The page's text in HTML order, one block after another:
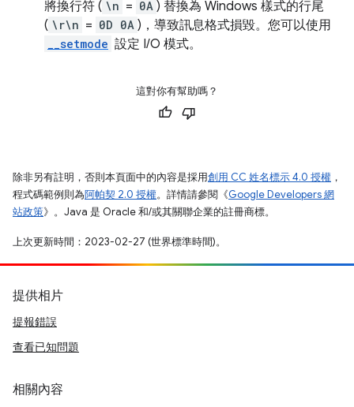
將換行符 ( \n = 0A ) 替換為 Windows 樣式的行尾
( \r\n = 0D 0A )，導致訊息格式損毀。您可以使用
__setmode 設定 I/O 模式。
這對你有幫助嗎？
除非另有註明，否則本頁面中的內容是採用創用 CC 姓名標示 4.0 授權 ，
程式碼範例則為阿帕契 2.0 授權。詳情請參閱《Google Developers 網
站政策》。Java 是 Oracle 和/或其關聯企業的註冊商標。
上次更新時間：2023-02-27 (世界標準時間)。
提供相片
提報錯誤
查看已知問題
相關內容